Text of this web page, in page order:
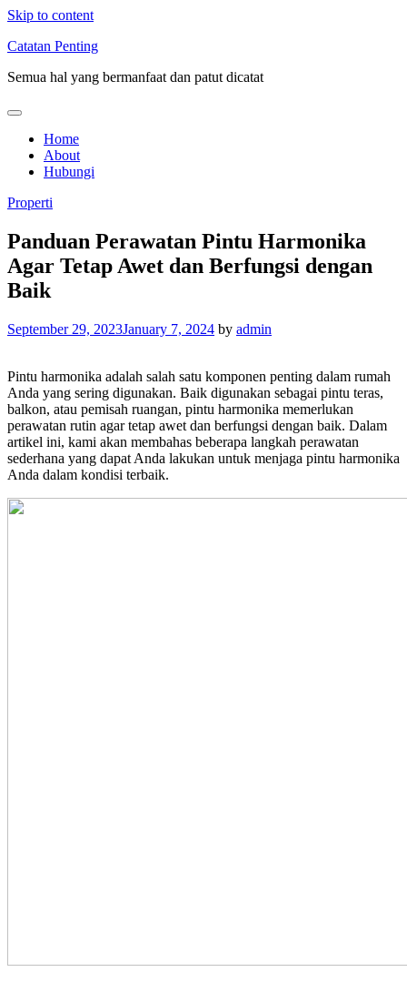
Skip to content
Catatan Penting
Semua hal yang bermanfaat dan patut dicatat
Home
About
Hubungi
Properti
Panduan Perawatan Pintu Harmonika
Agar Tetap Awet dan Berfungsi dengan
Baik
September 29, 2023January 7, 2024 by admin
Pintu harmonika adalah salah satu komponen penting dalam rumah
Anda yang sering digunakan. Baik digunakan sebagai pintu teras,
balkon, atau pemisah ruangan, pintu harmonika memerlukan
perawatan rutin agar tetap awet dan berfungsi dengan baik. Dalam
artikel ini, kami akan membahas beberapa langkah perawatan
sederhana yang dapat Anda lakukan untuk menjaga pintu harmonika
Anda dalam kondisi terbaik.